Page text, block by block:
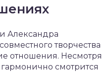
Александра
творчества
отношения. Несмотря
гармонично смотрится